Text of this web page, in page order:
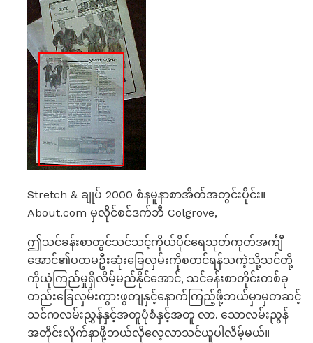
Stretch & ချုပ် 2000 စံနမူနာစာအိတ်အတွင်းပိုင်း။
About.com မှလိုင်စင်ဒက်ဘီ Colgrove,
ဤသင်ခန်းစာတွင်သင်သင့်ကိုယ်ပိုင်ရေသုတ်ကုတ်အင်္ကျီ
အောင်၏ပထမဦးဆုံးခြေလှမ်းကိုစတင်ရန်သကဲ့သို့သင်တို့
ကိုယုံကြည်မှုရှိလိမ့်မည်နိုင်အောင်, သင်ခန်းစာတိုင်းတစ်ခု
တည်းခြေလှမ်းကွားဖွတျနှင့်နောက်ကြည့်ဖို့ဘယ်မှာမှတဆင့်
သင်ကလမ်းညွှန်နှင့်အတူပုံစံနှင့်အတူ လာ. သောလမ်းညွန်
အတိုင်းလိုက်နာဖို့ဘယ်လိုလေ့လာသင်ယူပါလိမ့်မယ်။